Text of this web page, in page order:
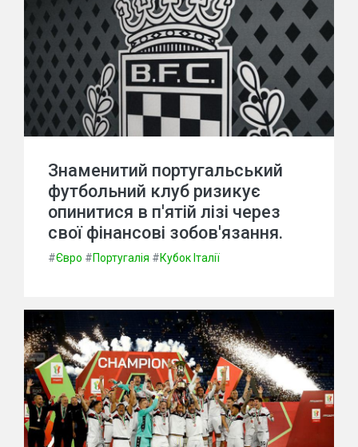
Знаменитий португальський
футбольний клуб ризикує
опинитися в п'ятій лізі через
свої фінансові зобов'язання.
#Євро #Португалія #Кубок Італії